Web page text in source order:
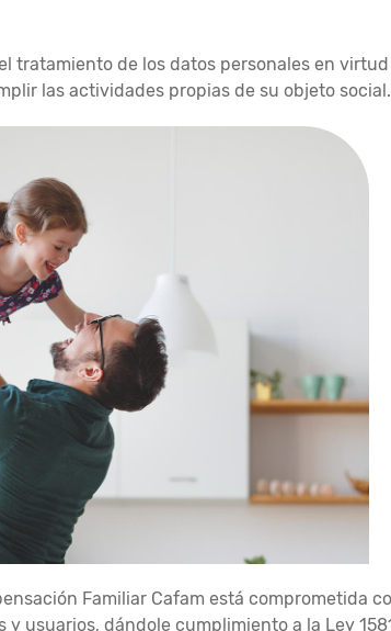
tratamiento de los datos personales en
las actividades propias de su objeto
Familiar Cafam está comprometida
y usuarios, dándole cumplimiento a la Ley